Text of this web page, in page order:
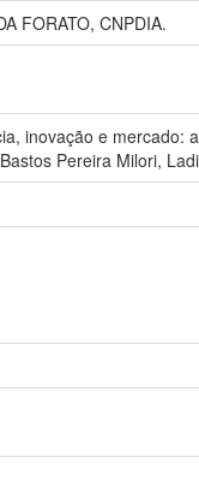
FORATO, CNPDIA.
inovação e mercado:
Pereira Milori,